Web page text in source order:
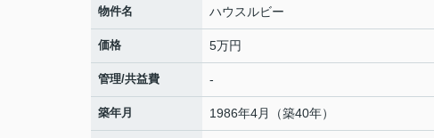
物件名 ハウスルビー
価格 5万円
管理/共益費 -
築年月 1986年4月（築40年）